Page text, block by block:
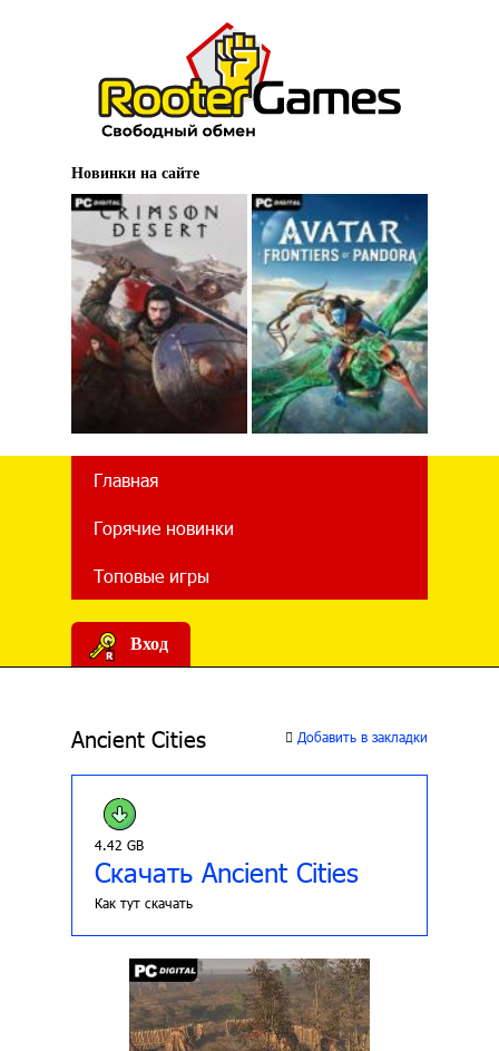
Новинки на сайте
Главная
Горячие новинки
Топовые игры
Вход
Ancient Cities Добавить в закладки
4.42 GB
Скачать Ancient Cities
Как тут скачать